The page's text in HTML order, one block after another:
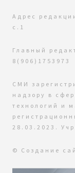
Адрес
с.1
Главный
8(906)1753973
СМИ
надзору в
технологий и
28.03.2023.
© Создание